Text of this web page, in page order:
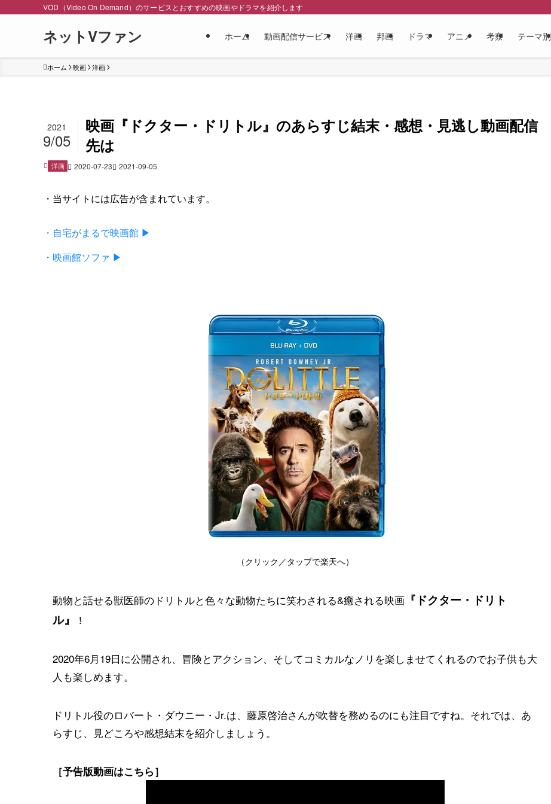
VOD（Video On Demand）のサービスとおすすめの映画やドラマを紹介します
ネットVファン ホーム 動画配信サービス 洋画 邦画 ドラマ アニメ 考察 テーマ別
ホーム 映画 洋画
映画『ドクター・ドリトル』のあらすじ結末・感想・見逃し動画配信
先は
2021
9/05
洋画 2020-07-23 2021-09-05
・当サイトには広告が含まれています。
・自宅がまるで映画館 ▶
・映画館ソファ ▶
（クリック／タップで楽天へ）
動物と話せる獣医師のドリトルと色々な動物たちに笑わされる&癒される映画 『ドクター・ドリト
ル』
！
2020年6月19日に公開され、冒険とアクション、そしてコミカルなノリを楽しませてくれるのでお子供も大
人も楽しめます。
ドリトル役のロバート・ダウニー・Jr.は、藤原啓治さんが吹替を務めるのにも注目ですね。それでは、あ
らすじ、見どころや感想結末を紹介しましょう。
［予告版動画はこちら］